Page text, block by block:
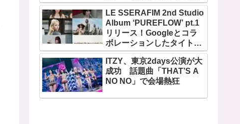
フィルム公開
LE SSERAFIM 2nd Studio
Album ‘PUREFLOW’ pt.1
リリース！Googleとコラ
ボレーションしたタイトル
曲「BOOMPALA」MVも公
開
ITZY、東京2days公演が大
成功 話題曲「THAT’S A
NO NO」で会場熱狂